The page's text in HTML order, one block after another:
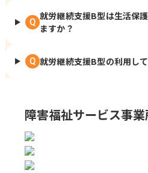
Q
就労継続支援B型は生活保
ますか？
Q 就労継続支援B型の利用し
障害福祉サービス事